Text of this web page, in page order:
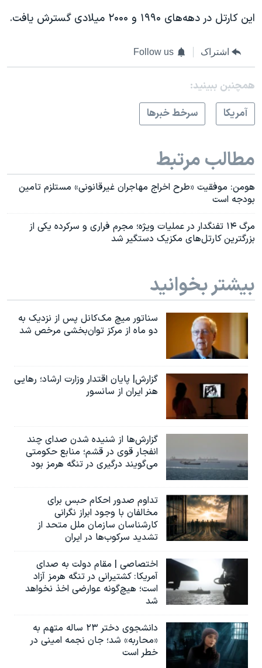
این کارتل در دهه‌های ۱۹۹۰ و ۲۰۰۰ میلادی گسترش یافت.
اشتراک Follow us
همچنبن ببینید:
آمريکا
سرخط خبرها
مطالب مرتبط
هومن: موفقیت «طرح اخراج مهاجران غیرقانونی» مستلزم تامین
بودجه است
مرگ ۱۴ تفنگدار در عملیات ویژه؛ مجرم فراری و سرکرده یکی از
بزرگترین کارتل‌های مکزیک دستگیر شد
بیشتر بخوانید
سناتور میچ مک‌کانل پس از نزدیک به
دو ماه از مرکز توان‌بخشی مرخص شد
گزارش| پایان اقتدار وزارت ارشاد؛ رهایی
هنر ایران از سانسور
گزارش‌ها از شنیده شدن صدای چند
انفجار قوی در قشم؛ منابع حکومتی
می‌گویند درگیری در تنگه هرمز بود
تداوم صدور احکام حبس برای
مخالفان با وجود ابراز نگرانی
کارشناسان سازمان ملل متحد از
تشدید سرکوب‌ها در ایران
اختصاصی | مقام دولت به صدای
آمریکا: کشتیرانی در تنگه هرمز آزاد
است؛ هیچ‌گونه عوارضی اخذ نخواهد
شد
دانشجوی دختر ۲۳ ساله متهم به
«محاربه» شد؛ جان نجمه امینی در
خطر است